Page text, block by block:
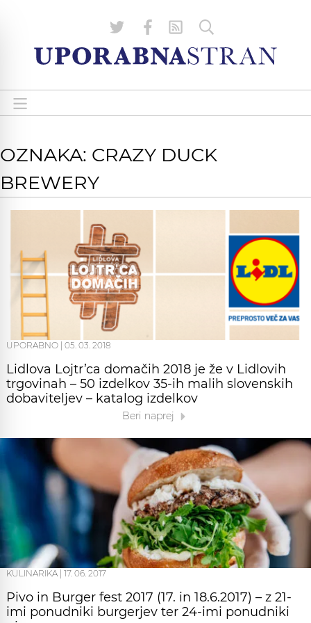
OZNAKA: CRAZY DUCK
BREWERY
UPORABNO 05. 03. 2018
Lidlova Lojtr’ca domačih 2018 je že v Lidlovih
trgovinah – 50 izdelkov 35-ih malih slovenskih
dobaviteljev – katalog izdelkov
Beri naprej
KULINARIKA 17. 06. 2017
Pivo in Burger fest 2017 (17. in 18.6.2017) – z 21-
imi ponudniki burgerjev ter 24-imi ponudniki